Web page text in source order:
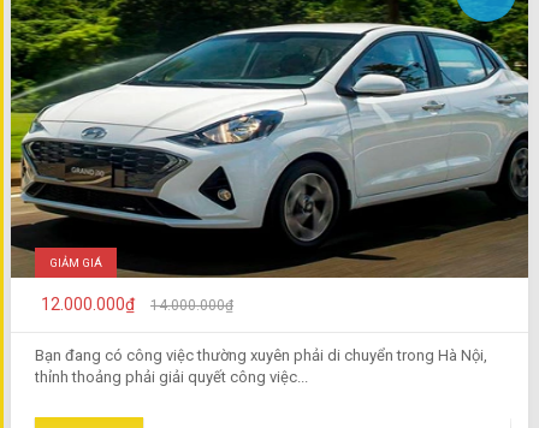
GIẢM GIÁ
12.000.000₫ 14.000.000₫
Bạn đang có công việc thường xuyên phải di chuyển trong Hà Nội,
thỉnh thoảng phải giải quyết công việc...